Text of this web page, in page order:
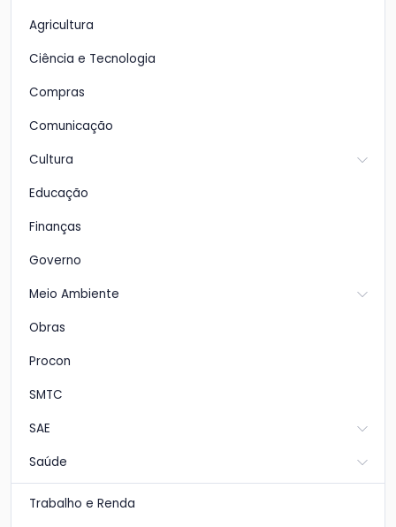
Agricultura
Ciência e Tecnologia
Compras
Comunicação
Cultura
Educação
Finanças
Governo
Meio Ambiente
Obras
Procon
SMTC
SAE
Saúde
Trabalho e Renda